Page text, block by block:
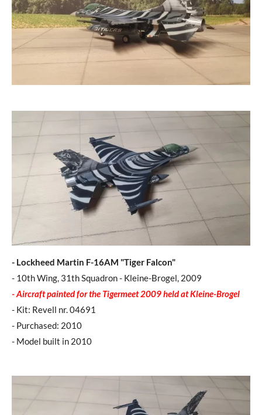
- Lockheed Martin F-16AM "Tiger Falcon"
- 10th Wing, 31th Squadron - Kleine-Brogel, 2009
- Aircraft painted for the Tigermeet 2009 held at Kleine-Brogel
- Kit: Revell nr. 04691
- Purchased: 2010
- Model built in 2010